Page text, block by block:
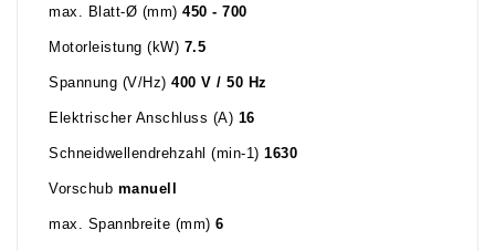
max. Blatt-Ø (mm) 450 - 700
Motorleistung (kW) 7.5
Spannung (V/Hz) 400 V / 50 Hz
Elektrischer Anschluss (A) 16
Schneidwellendrehzahl (min-1) 1630
Vorschub manuell
max. Spannbreite (mm) 6